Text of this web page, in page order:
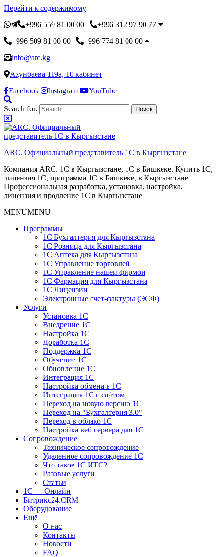
Перейти к содержимому
+996 559 81 00 00 |
+996 312 97 90 77
+996 509 81 00 00 |
+996 774 81 00 00
info@arc.kg
Ахунбаева 119а, 10 кабинет
Facebook
Instagram YouTube
Search for:
ARC. Официальный представитель 1С в Кыргызстане
Компания ARC. 1С в Кыргызстане, 1С в Бишкеке. Купить 1С,
лицензия 1С, программа 1С в Бишкеке, в Кыргызстане.
Профессиональная разработка, установка, настройка,
лицензия и продление 1С в Кыргызстане
MENUMENU
Программы
1С Бухгалтерия для Кыргызстана
1С Розница для Кыргызстана
1С Аптека для Кыргызстана
1С Управление торговлей
1С Управление нашей фирмой
1С Фармация для Кыргызстана
1С Лицензии
Электронные счет-фактуры (ЭСФ)
Услуги
Установка 1С
Внедрение 1С
Настройка 1С
Доработка 1С
Поддержка 1С
Обучение 1С
Обновление 1С
Интеграция 1С
Настройка обмена в 1С
Интеграция 1С с сайтом
Переход на новую версию 1С
Переход на "Бухгалтерия 3.0"
Переход в облако 1С
Настройка веб-сервера для 1С
Сопровождение
Техническое сопровождение
Удаленное сопровождение 1С
Что такое 1С ИТС?
Разовые услуги
Статьи
1С — Онлайн
Битрикс24.CRM
Оборудование
Ещё
О нас
Контакты
Новости
FAQ